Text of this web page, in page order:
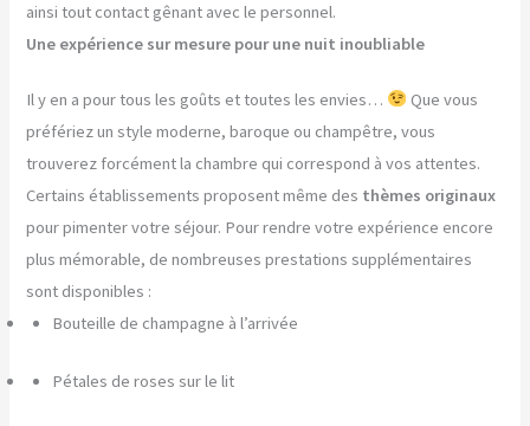
ainsi tout contact gênant avec le personnel.
Une expérience sur mesure pour une nuit inoubliable
Il y en a pour tous les goûts et toutes les envies…
Que vous
préfériez un style moderne, baroque ou champêtre, vous
trouverez forcément la chambre qui correspond à vos attentes.
Certains établissements proposent même des thèmes originaux
pour pimenter votre séjour. Pour rendre votre expérience encore
plus mémorable, de nombreuses prestations supplémentaires
sont disponibles :
Bouteille de champagne à l’arrivée
Pétales de roses sur le lit